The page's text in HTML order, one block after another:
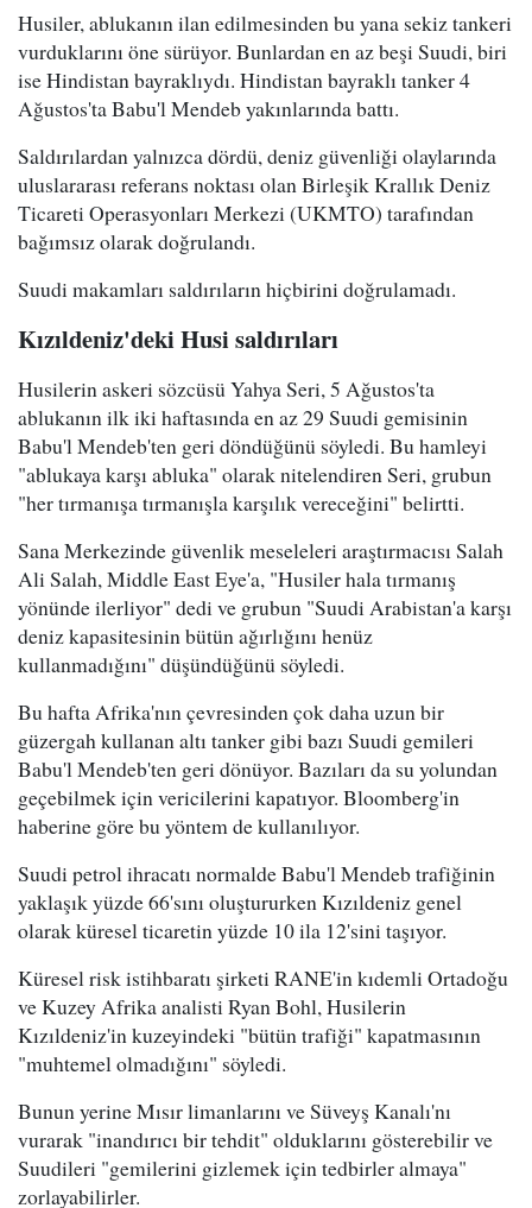
Husiler, ablukanın ilan edilmesinden bu yana sekiz tankeri
vurduklarını öne sürüyor. Bunlardan en az beşi Suudi, biri
ise Hindistan bayraklıydı. Hindistan bayraklı tanker 4
Ağustos'ta Babu'l Mendeb yakınlarında battı.
Saldırılardan yalnızca dördü, deniz güvenliği olaylarında
uluslararası referans noktası olan Birleşik Krallık Deniz
Ticareti Operasyonları Merkezi (UKMTO) tarafından
bağımsız olarak doğrulandı.
Suudi makamları saldırıların hiçbirini doğrulamadı.
Kızıldeniz'deki Husi saldırıları
Husilerin askeri sözcüsü Yahya Seri, 5 Ağustos'ta
ablukanın ilk iki haftasında en az 29 Suudi gemisinin
Babu'l Mendeb'ten geri döndüğünü söyledi. Bu hamleyi
"ablukaya karşı abluka" olarak nitelendiren Seri, grubun
"her tırmanışa tırmanışla karşılık vereceğini" belirtti.
Sana Merkezinde güvenlik meseleleri araştırmacısı Salah
Ali Salah, Middle East Eye'a, "Husiler hala tırmanış
yönünde ilerliyor" dedi ve grubun "Suudi Arabistan'a karşı
deniz kapasitesinin bütün ağırlığını henüz
kullanmadığını" düşündüğünü söyledi.
Bu hafta Afrika'nın çevresinden çok daha uzun bir
güzergah kullanan altı tanker gibi bazı Suudi gemileri
Babu'l Mendeb'ten geri dönüyor. Bazıları da su yolundan
geçebilmek için vericilerini kapatıyor. Bloomberg'in
haberine göre bu yöntem de kullanılıyor.
Suudi petrol ihracatı normalde Babu'l Mendeb trafiğinin
yaklaşık yüzde 66'sını oluştururken Kızıldeniz genel
olarak küresel ticaretin yüzde 10 ila 12'sini taşıyor.
Küresel risk istihbaratı şirketi RANE'in kıdemli Ortadoğu
ve Kuzey Afrika analisti Ryan Bohl, Husilerin
Kızıldeniz'in kuzeyindeki "bütün trafiği" kapatmasının
"muhtemel olmadığını" söyledi.
Bunun yerine Mısır limanlarını ve Süveyş Kanalı'nı
vurarak "inandırıcı bir tehdit" olduklarını gösterebilir ve
Suudileri "gemilerini gizlemek için tedbirler almaya"
zorlayabilirler.